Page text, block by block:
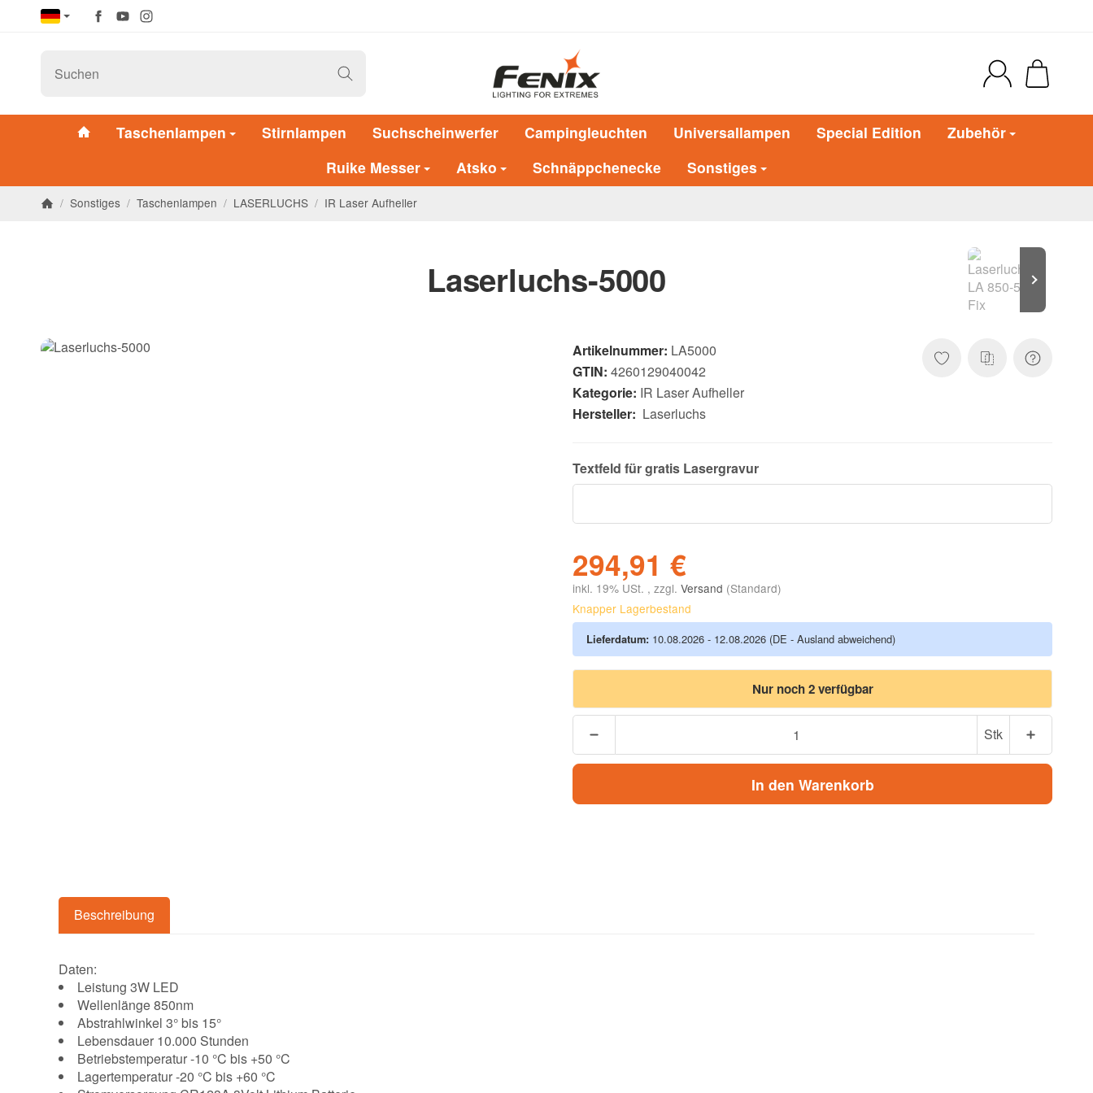
Taschenlampen Stirnlampen Suchscheinwerfer Campingleuchten Universallampen Special Edition
Zubehör
Ruike Messer
Atsko Schnäppchenecke Sonstiges
/ Sonstiges / Taschenlampen / LASERLUCHS / IR Laser Aufheller
Laserluchs-5000
Artikelnummer: LA5000
GTIN: 4260129040042
Kategorie: IR Laser Aufheller
Hersteller: Laserluchs
Textfeld für gratis Lasergravur
294,91 €
inkl. 19% USt. , zzgl. Versand (Standard)
Knapper Lagerbestand
Lieferdatum: 10.08.2026 - 12.08.2026 (DE - Ausland abweichend)
Nur noch 2 verfügbar
Stk
In den Warenkorb
Beschreibung
Daten:
Leistung 3W LED
Wellenlänge 850nm
Abstrahlwinkel 3° bis 15°
Lebensdauer 10.000 Stunden
Betriebstemperatur -10 °C bis +50 °C
Lagertemperatur -20 °C bis +60 °C